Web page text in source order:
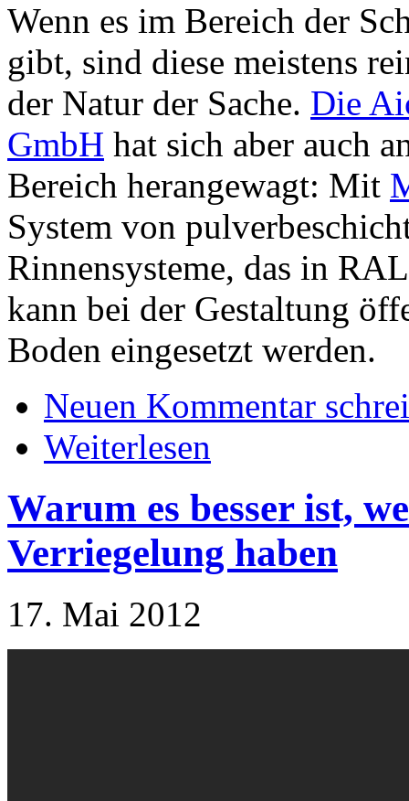
Wenn es im Bereich der
gibt, sind diese meistens
der Natur der Sache. Die
GmbH hat sich aber auch
Bereich herangewagt: Mit
System von
Rinnensysteme, das in
kann bei der Gestaltung
Boden eingesetzt werden.
Neuen Kommentar
Weiterlesen
Warum es besser ist,
Verriegelung haben
17. Mai 2012